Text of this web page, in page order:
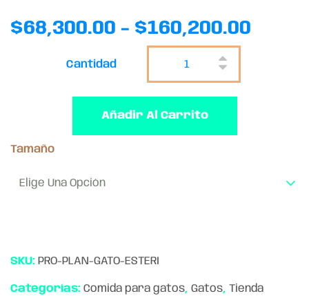
$68,300.00 - $160,200.00
Tamaño
Elige Una Opción
Cantidad
Añadir Al Carrito
SKU: PRO-PLAN-GATO-ESTERI
Categorías: Comida para gatos, Gatos, Tienda